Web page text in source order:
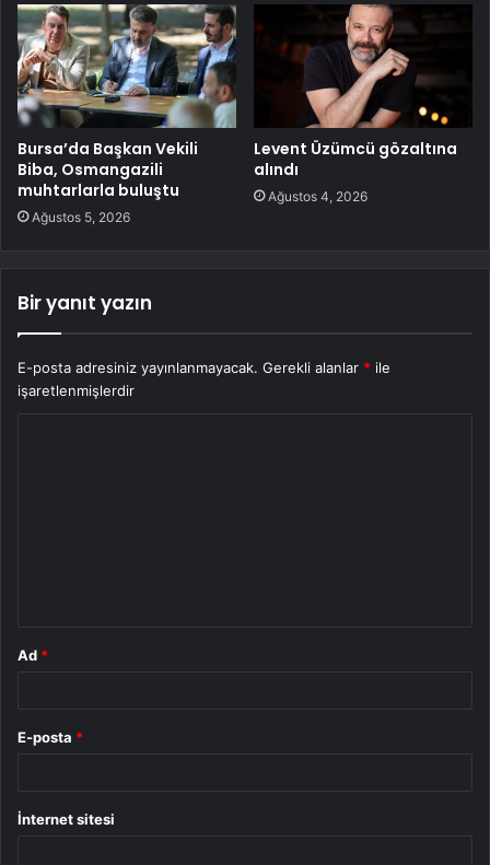
Bursa’da Başkan Vekili
Biba, Osmangazili
muhtarlarla buluştu
Ağustos 5, 2026
Levent Üzümcü gözaltına
alındı
Ağustos 4, 2026
Bir yanıt yazın
E-posta adresiniz yayınlanmayacak. Gerekli alanlar * ile
işaretlenmişlerdir
Ad *
E-posta *
İnternet sitesi